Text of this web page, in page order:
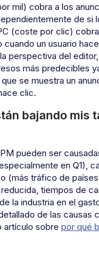
mil) cobra a los
de si
(coste por clic)
cuando un usuario
perspectiva del
más predecibles
se muestra un
clic.
bajando mis
pueden ser
en Q1),
(más tráfico de
tiempos de
la industria en el
de las causas
artículo sobre por qué